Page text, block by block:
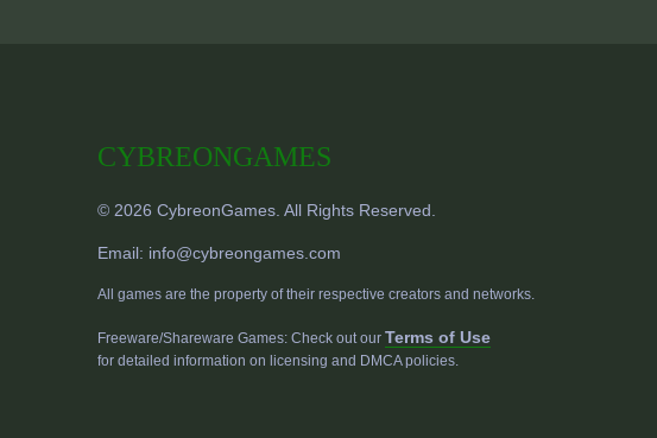
CYBREONGAMES
© 2026 CybreonGames. All Rights Reserved.
Email: info@cybreongames.com
All games are the property of their respective creators and networks.
Freeware/Shareware Games: Check out our Terms of Use
for detailed information on licensing and DMCA policies.